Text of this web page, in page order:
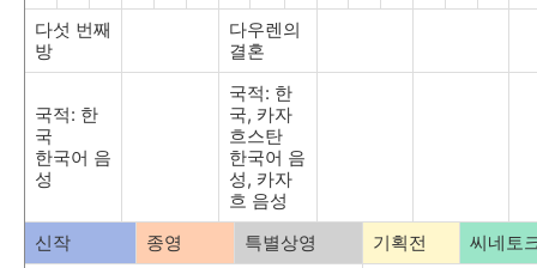
다섯 번째
방
다우렌의
결혼
국적: 한
국
한국어 음
성
국적: 한
국, 카자
흐스탄
한국어 음
성, 카자
흐 음성
신작
종영 특별상영 기획전 씨네토